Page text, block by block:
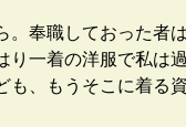
奉職しておった者
一着の洋服で私は
、もうそこに着る